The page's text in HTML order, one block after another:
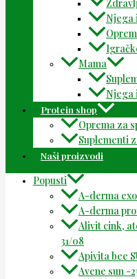
Njega
Mama
Njega
Protein shop
Oprema za
Suplementi
Naši proizvodi
Popusti
A-derma
A-derma
Alivit cink,
31/08
Apivita bee
Avene sun -